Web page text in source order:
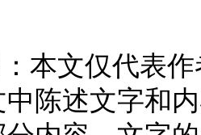
本文仅代表
陈述文字和